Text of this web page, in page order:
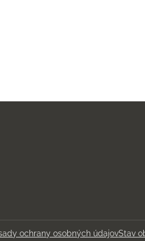
ochrany osobných údajovStav